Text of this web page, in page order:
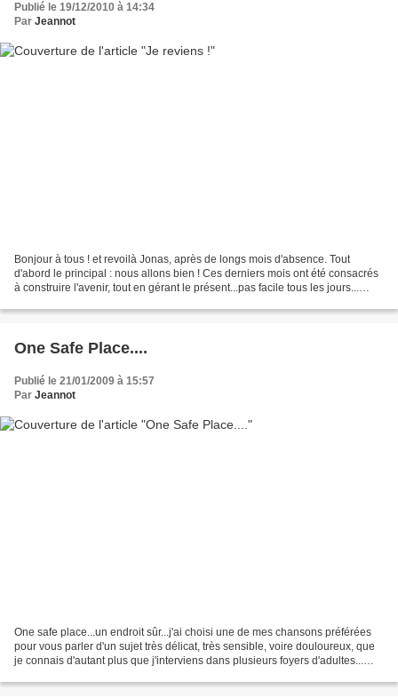
Publié le 19/12/2010 à 14:34
Par Jeannot
Bonjour à tous ! et revoilà Jonas, après de longs mois d'absence. Tout
d'abord le principal : nous allons bien ! Ces derniers mois ont été consacrés
à construire l'avenir, tout en gérant le présent...pas facile tous les jours...
One Safe Place....
Publié le 21/01/2009 à 15:57
Par Jeannot
One safe place...un endroit sûr...j'ai choisi une de mes chansons préférées
pour vous parler d'un sujet très délicat, très sensible, voire douloureux, que
je connais d'autant plus que j'interviens dans plusieurs foyers d'adultes...